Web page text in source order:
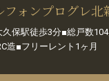
フォンプログレ北
保駅徒歩3分■総戸数
造■フリーレント1ヶ月